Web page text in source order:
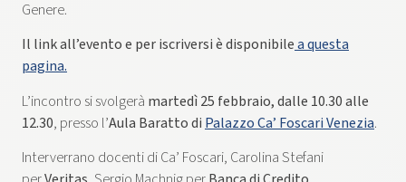
Genere.
Il link all’evento e per iscriversi è disponibilea questa
pagina.
L’incontro si svolgerà martedì 25 febbraio, dalle 10.30 alle
12.30, presso l’Aula Baratto di Palazzo Ca’ Foscari Venezia.
Interverrano docenti di Ca’ Foscari, Carolina Stefani